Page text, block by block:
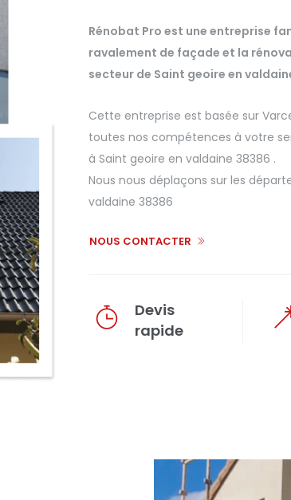
Rénobat Pro est une entreprise
ravalement de façade et la
secteur de Saint geoire en
Cette entreprise est basée sur
toutes nos compétences à votre
à Saint geoire en valdaine 38386 .
Nous nous déplaçons sur les
valdaine 38386
NOUS CONTACTER
Devis
rapide